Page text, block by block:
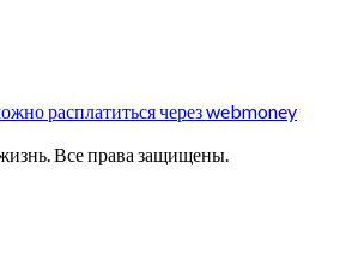
расплатиться через webmoney
Все права защищены.